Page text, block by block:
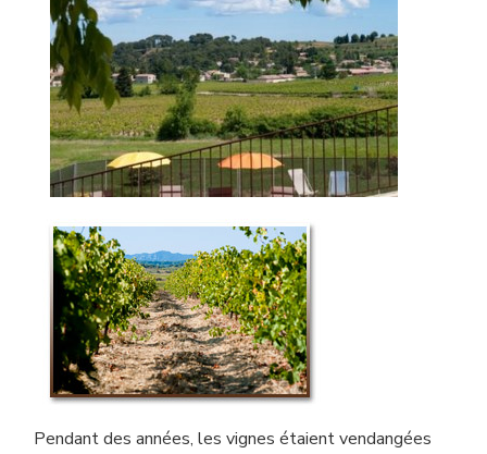
Pendant des années, les vignes étaient vendangées